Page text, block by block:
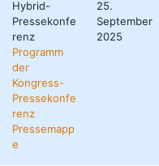
Hybrid-
Pressekonfe
renz
Programm
der
Kongress-
Pressekonfe
renz
Pressemapp
e
25.
September
2025